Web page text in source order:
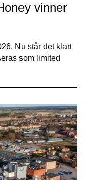
vinner
Nu står det klart
som limited